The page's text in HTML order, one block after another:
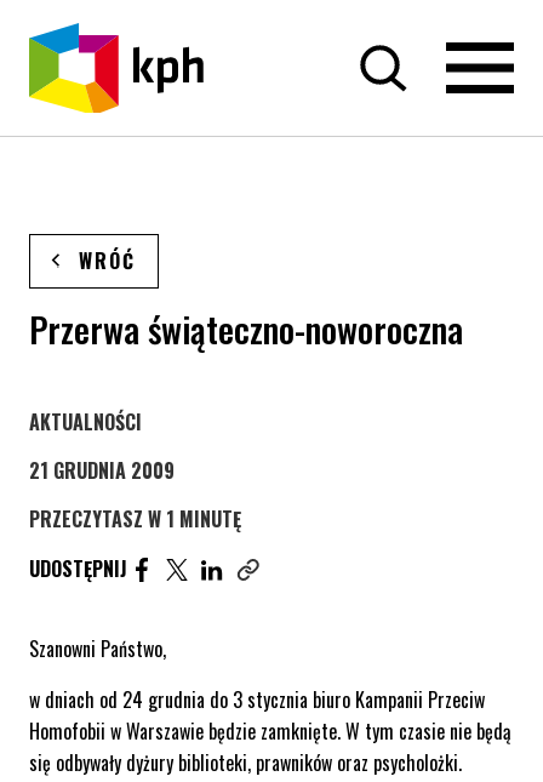
PRZEJDŹ DO TREŚCI
WRÓĆ
Przerwa świąteczno-noworoczna
STRONA KATEGORII WPISÓW
AKTUALNOŚCI
21 GRUDNIA 2009
PRZECZYTASZ W 1 MINUTĘ
UDOSTĘPNIJ
UDOSTĘPNIJ ARTYKUŁ NA FACEBOOK. STRONA
UDOSTĘPNIJ ARTYKUŁ NA TWITTER.
UDOSTĘPNIJ ARTYKUŁ NA LINKEDIN.
Szanowni Państwo,
w dniach od 24 grudnia do 3 stycznia biuro Kampanii Przeciw
Homofobii w Warszawie będzie zamknięte. W tym czasie nie będą
się odbywały dyżury biblioteki, prawników oraz psycholożki.